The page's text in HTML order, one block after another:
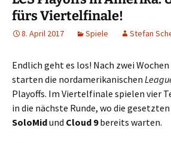
fürs Viertelfinale!
8. April 2017 Spiele Stefan
Endlich geht es los! Nach zwei
starten die nordamerikanischen
Playoffs. Im Viertelfinale spielen vier
in die nächste Runde, wo die
SoloMidund Cloud 9bereits warten.